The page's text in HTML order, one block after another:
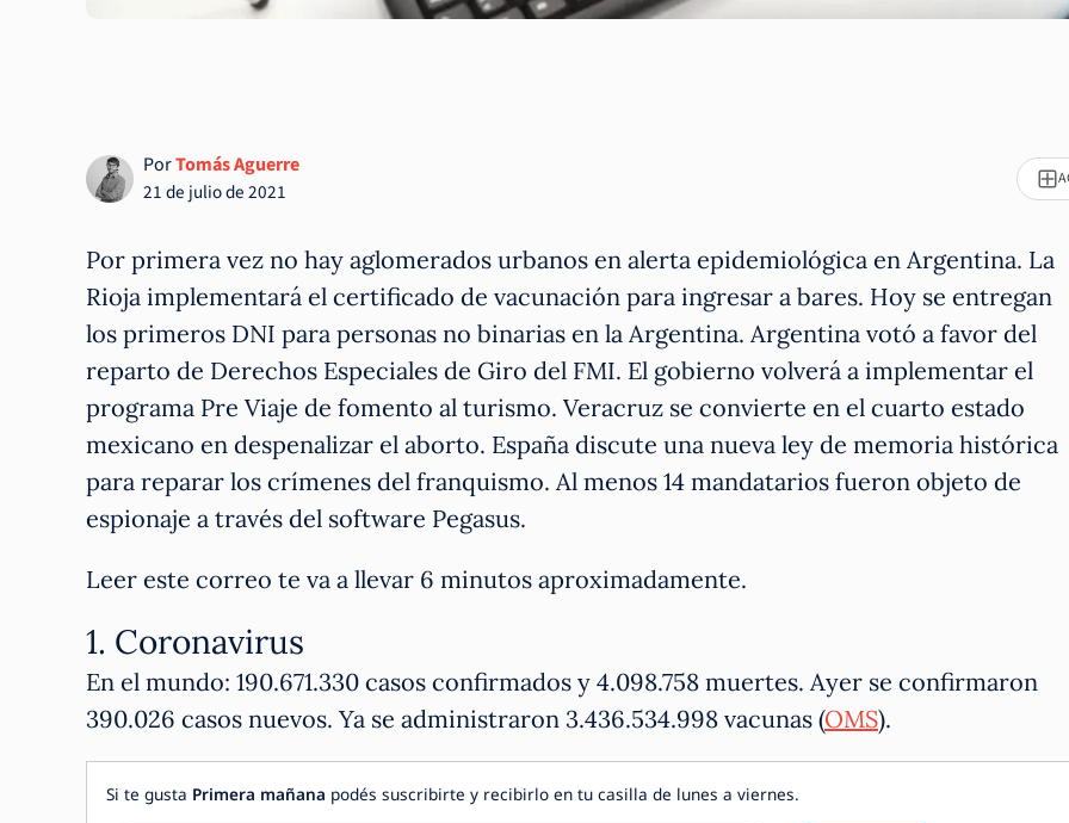
PorTomás Aguerre
21 de julio de 2021
Por primera vez no hay aglomerados urbanos en alerta epidemiológica en Argentina. La
Rioja implementará el certificado de vacunación para ingresar a bares. Hoy se entregan
los primeros DNI para personas no binarias en la Argentina. Argentina votó a favor del
reparto de Derechos Especiales de Giro del FMI. El gobierno volverá a implementar el
programa Pre Viaje de fomento al turismo. Veracruz se convierte en el cuarto estado
mexicano en despenalizar el aborto. España discute una nueva ley de memoria histórica
para reparar los crímenes del franquismo. Al menos 14 mandatarios fueron objeto de
espionaje a través del software Pegasus.
Leer este correo te va a llevar 6 minutos aproximadamente.
1. Coronavirus
En el mundo: 190.671.330 casos confirmados y 4.098.758 muertes. Ayer se confirmaron
390.026 casos nuevos. Ya se administraron 3.436.534.998 vacunas (OMS).
Si te gusta Primera mañana podés suscribirte y recibirlo en tu casilla de lunes a viernes.